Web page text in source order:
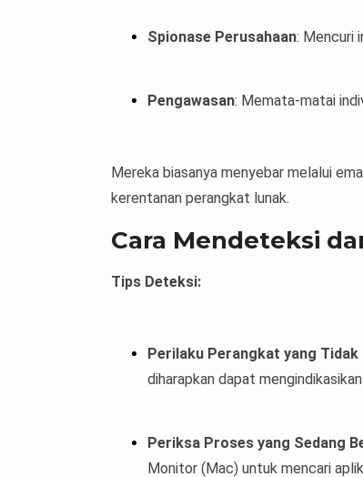
Spionase Perusahaan: Mencuri
Pengawasan: Memata-matai
Mereka biasanya menyebar melalui
kerentanan perangkat lunak.
Cara Mendeteksi
Tips Deteksi:
Perilaku Perangkat yang Tidak
diharapkan dapat
Periksa Proses yang Sedang
Monitor (Mac) untuk mencari